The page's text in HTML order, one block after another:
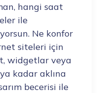
hangi saat
ile
Ne konfor
siteleri için
widgetlar veya
kadar aklına
becerisi ile